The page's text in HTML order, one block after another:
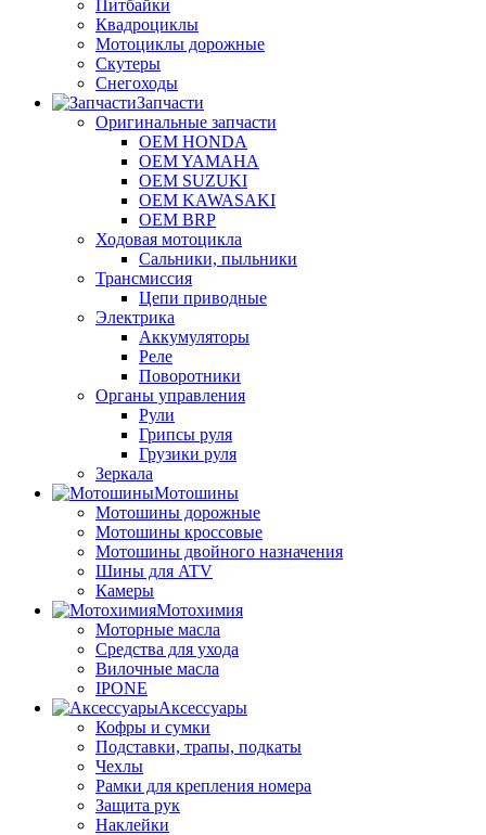
Питбайки
Квадроциклы
Мотоциклы дорожные
Скутеры
Снегоходы
Запчасти
Оригинальные запчасти
OEM HONDA
OEM YAMAHA
OEM SUZUKI
OEM KAWASAKI
OEM BRP
Ходовая мотоцикла
Сальники, пыльники
Трансмиссия
Цепи приводные
Электрика
Аккумуляторы
Реле
Поворотники
Органы управления
Рули
Грипсы руля
Грузики руля
Зеркала
Мотошины
Мотошины дорожные
Мотошины кроссовые
Мотошины двойного назначения
Шины для ATV
Камеры
Мотохимия
Моторные масла
Средства для ухода
Вилочные масла
IPONE
Аксессуары
Кофры и сумки
Подставки, трапы, подкаты
Чехлы
Рамки для крепления номера
Защита рук
Наклейки